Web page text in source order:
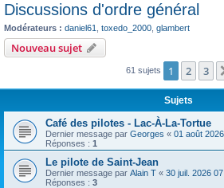
Discussions d'ordre général
Modérateurs : daniel61 toxedo_2000 glambert
Nouveau sujet
61 sujets 1 2 3
Sujets
Café des pilotes - Lac-À-La-Tortue
Dernier message par Georges « 01 août
Réponses : 1
Le pilote de Saint-Jean
Dernier message par Alain T « 30 juil. 2026
Réponses : 3